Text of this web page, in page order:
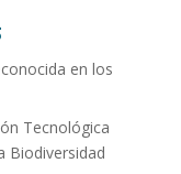
en los
Tecnológica
Biodiversidad